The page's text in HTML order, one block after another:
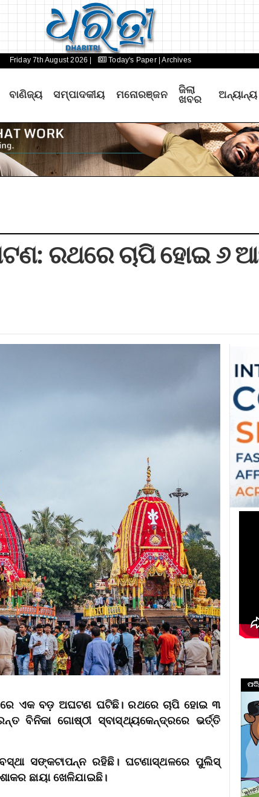
Friday 7th August 2026 | Today's Paper | Archives
ବାଣିଜ୍ୟ ସମ୍ପାଦକୀୟ ମନୋରଞ୍ଜନ
ଜିଲା
ଖବର
ଅନ୍ୟାନ୍ୟ
ରଥରେ ଚାପି ହୋଇ ୬
ଏକ ବଡ଼ ଅଘଟଣ ଘଟିଛି। ରଥରେ ଚାପି ହୋଇ ୩
ବିନିକା ଗୋଷ୍ଠୀ ସ୍ବାସ୍ଥ୍ୟକେନ୍ଦ୍ରରେ ଭର୍ତ୍ତି
ସଙ୍କଟାପନ୍ନ ରହିଛି। ଘଟଣାସ୍ଥଳରେ ପୁଲିସ୍
ଛାୟା ଖେଳିଯାଇଛି।